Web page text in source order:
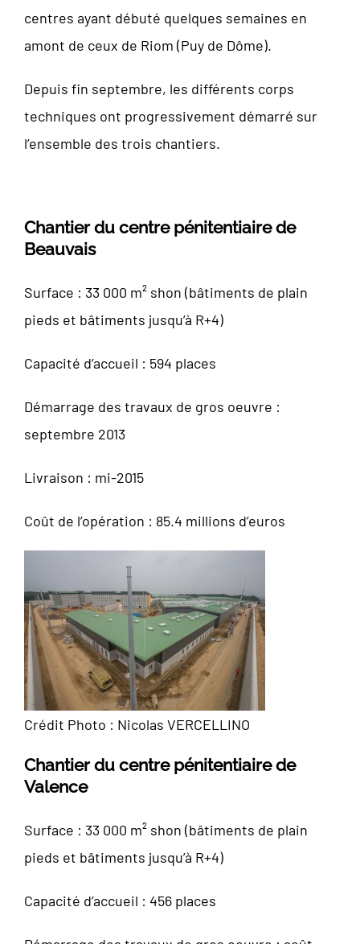
centres ayant débuté quelques semaines en
amont de ceux de Riom (Puy de Dôme).
Depuis fin septembre, les différents corps
techniques ont progressivement démarré sur
l’ensemble des trois chantiers.
Chantier du centre pénitentiaire de
Beauvais
Surface : 33 000 m² shon (bâtiments de plain
pieds et bâtiments jusqu’à R+4)
Capacité d’accueil : 594 places
Démarrage des travaux de gros oeuvre :
septembre 2013
Livraison : mi-2015
Coût de l’opération : 85.4 millions d’euros
Crédit Photo : Nicolas VERCELLINO
Chantier du centre pénitentiaire de
Valence
Surface : 33 000 m² shon (bâtiments de plain
pieds et bâtiments jusqu’à R+4)
Capacité d’accueil : 456 places